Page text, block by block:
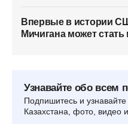
Впервые в истории
Мичигана может
Узнавайте обо всем
Подпишитесь и
Казахстана, фото, видео